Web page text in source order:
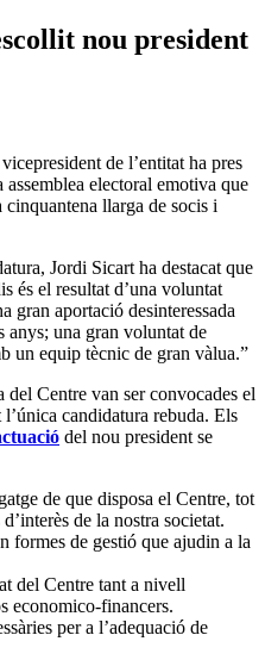
nou president
de l’entitat ha pres
electoral emotiva que
cinquantena llarga de socis i
Jordi Sicart ha destacat que
és el resultat d’una voluntat
gran aportació desinteressada
anys; una gran voluntat de
un equip tècnic de gran vàlua.”
del Centre van ser convocades el
candidatura rebuda. Els
del nou president se
de que disposa el Centre, tot
de la nostra societat.
formes de gestió que ajudin a la
del Centre tant a nivell
economico-financers.
per a l’adequació de